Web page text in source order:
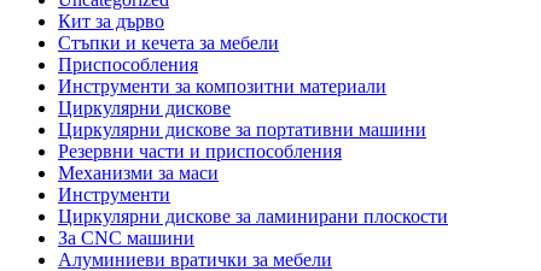
Кит за дърво
Стъпки и кечета за мебели
Приспособления
Инструменти за композитни материали
Циркулярни дискове
Циркулярни дискове за портативни машини
Резервни части и приспособления
Механизми за маси
Инструменти
Циркулярни дискове за ламинирани плоскости
За CNC машини
Алуминиеви вратички за мебели